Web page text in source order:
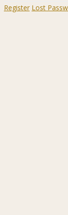
Register Lost